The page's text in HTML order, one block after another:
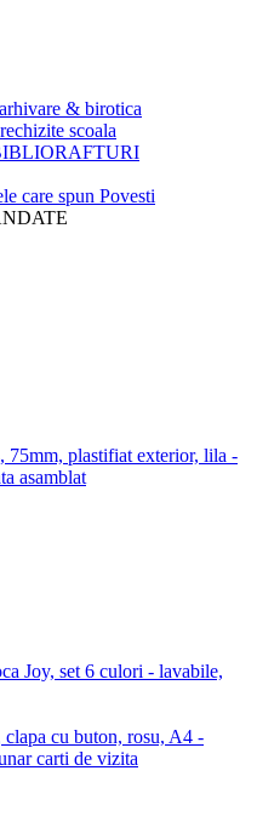
& birotica
scoala
care spun Povesti
plastifiat exterior, lila -
asamblat
Joy, set 6 culori - lavabile,
clapa cu buton, rosu, A4 -
carti de vizita